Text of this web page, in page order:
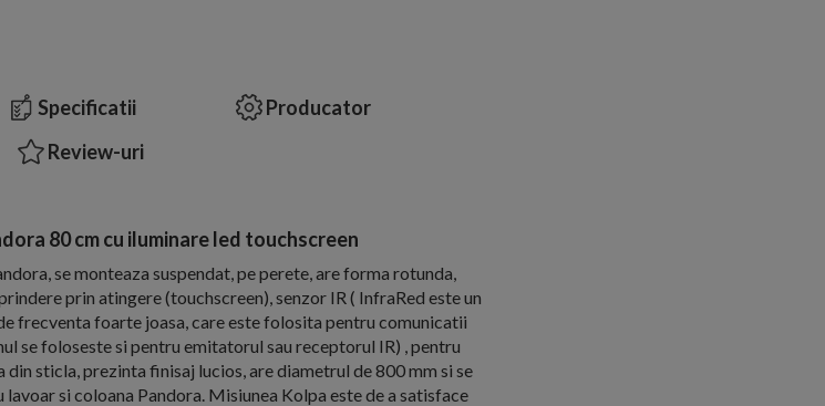
Specificatii
Producator
Review-uri
80 cm cu iluminare led touchscreen
se monteaza suspendat, pe perete, are forma rotunda,
prin atingere (touchscreen), senzor IR ( InfraRed este un
frecventa foarte joasa, care este folosita pentru comunicatii
se foloseste si pentru emitatorul sau receptorul IR) , pentru
sticla, prezinta finisaj lucios, are diametrul de 800 mm si se
si coloana Pandora. Misiunea Kolpa este de a satisface